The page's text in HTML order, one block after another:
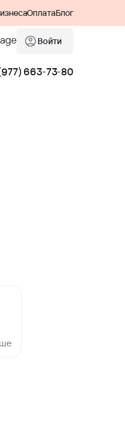
ОплатаБлог
Войти
663-73-80